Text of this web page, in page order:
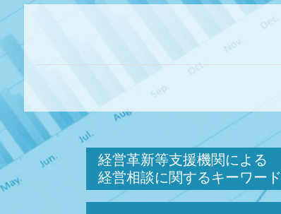
経営革新等支援機関による
経営相談に関するキーワード